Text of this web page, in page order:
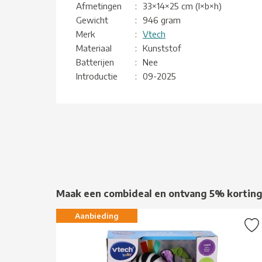
Afmetingen :
33×14×25 cm (l×b×h)
Gewicht
:
946 gram
Merk
:
Vtech
Materiaal
:
Kunststof
Batterijen
:
Nee
Introductie
: 09-2025
Maak een combideal en ontvang 5% korting
Aanbieding